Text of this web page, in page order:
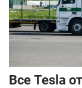
Все Tesla